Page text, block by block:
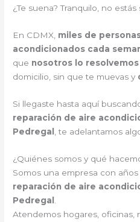
¿Te suena? Tranquilo, no estás
En CDMX, miles de
acondicionados cada
que nosotros lo
domicilio, sin que te muevas y
Si llegaste hasta aquí
reparación de aire
Pedregal
, te adelantamos
¿Quiénes somos y qué
Somos una empresa con
reparación de aire
Pedregal
Atendemos hogares, oficinas,